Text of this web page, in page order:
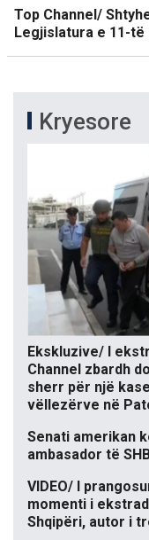
Top Channel/
Legjislatura e 11-
Kryesore
Ekskluzive/ I
Channel zbardh
sherr për një
vëllezërve në
Senati amerikan
ambasador të
VIDEO/ I
momenti i
Shqipëri, autor i